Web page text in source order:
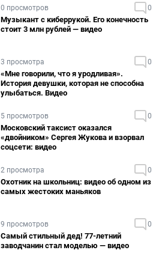
0 просмотров 0
Музыкант с киберрукой. Его конечность
стоит 3 млн рублей — видео
3 просмотра 0
«Мне говорили, что я уродливая».
История девушки, которая не способна
улыбаться. Видео
5 просмотров 0
Московский таксист оказался
«двойником» Сергея Жукова и взорвал
соцсети: видео
2 просмотра 0
Охотник на школьниц: видео об одном из
самых жестоких маньяков
9 просмотров 0
Самый стильный дед! 77-летний
заводчанин стал моделью — видео